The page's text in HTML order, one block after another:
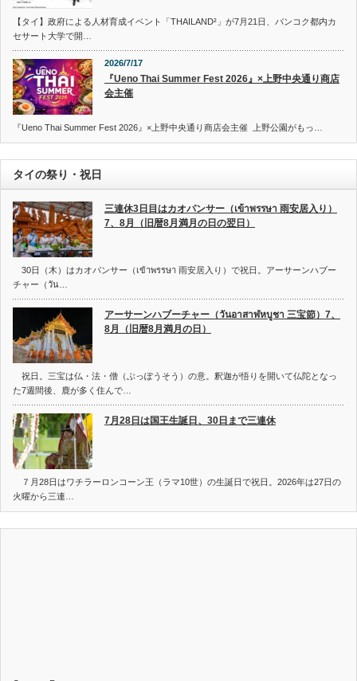
【タイ】政府による人材育成イベント「THAILAND²」が7月21日、バンコク都内カ
セサート大学で開…
2026/7/17
『Ueno Thai Summer Fest 2026』×上野中央通り商店
会主催
『Ueno Thai Summer Fest 2026』×上野中央通り商店会主催 上野公園がもっ…
タイの祭り・祝日
三連休3日目はカオパンサー（เข้าพรรษา 雨安居入り）
7、8月（旧暦8月満月の日の翌日）
30日（木）はカオパンサー（เข้าพรรษา 雨安居入り）で祝日。アーサーンハブー
チャー（วัน…
アーサーンハブーチャー（วันอาสาฬหบูชา 三宝節）7、
8月（旧暦8月満月の日）
祝日。三宝は仏・法・僧（ぶっぽうそう）の意。釈迦が悟りを開いて仏陀となっ
た7週間後、鹿が多く住んで…
7月28日は国王生誕日、30日まで三連休
７月28日はワチラーロンコーン王（ラマ10世）の生誕日で祝日。2026年は27日の
火曜から三連…